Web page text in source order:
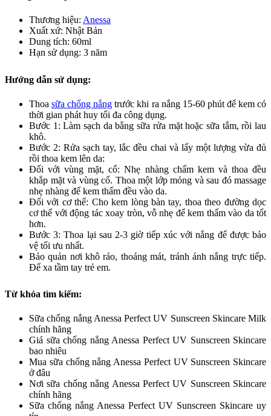
Thương hiệu: Anessa
Xuất xứ: Nhật Bản
Dung tích: 60ml
Hạn sử dụng: 3 năm
Hướng dẫn sử dụng:
Thoasữa chống nắng trước khi ra nắng 15-60 phút để kem có
thời gian phát huy tối đa công dụng.
Bước 1: Làm sạch da bằng sữa rửa mặt hoặc sữa tắm, rồi lau
khô.
Bước 2: Rửa sạch tay, lắc đều chai và lấy một lượng vừa đủ
rồi thoa kem lên da:
Đối với vùng mặt, cổ: Nhẹ nhàng chấm kem và thoa đều
khắp mặt và vùng cổ. Thoa một lớp mỏng và sau đó massage
nhẹ nhàng để kem thấm đều vào da.
Đối với cơ thể: Cho kem lòng bàn tay, thoa theo đường dọc
cơ thể với động tác xoay tròn, vỗ nhẹ để kem thấm vào da tốt
hơn.
Bước 3: Thoa lại sau 2-3 giờ tiếp xúc với nắng để được bảo
vệ tối ưu nhất.
Bảo quản nơi khô ráo, thoáng mát, tránh ánh nắng trực tiếp.
Để xa tầm tay trẻ em.
Từ khóa tìm kiếm:
Sữa chống nắng Anessa Perfect UV Sunscreen Skincare Milk
chính hãng
Giá sữa chống nắng Anessa Perfect UV Sunscreen Skincare
bao nhiêu
Mua sữa chống nắng Anessa Perfect UV Sunscreen Skincare
ở đâu
Nơi sữa chống nắng Anessa Perfect UV Sunscreen Skincare
chính hãng
Sữa chống nắng Anessa Perfect UV Sunscreen Skincare uy